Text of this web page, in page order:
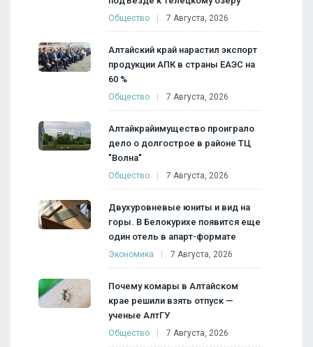
Общество 7 Августа, 2026
Алтайский край нарастил экспорт
продукции АПК в страны ЕАЭС на
60 %
Общество 7 Августа, 2026
Алтайкрайимущество проиграло
дело о долгострое в районе ТЦ
"Волна"
Общество 7 Августа, 2026
Двухуровневые юниты и вид на
горы. В Белокурихе появится еще
один отель в апарт-формате
Экономика 7 Августа, 2026
Почему комары в Алтайском
крае решили взять отпуск —
ученые АлтГУ
Общество 7 Августа, 2026